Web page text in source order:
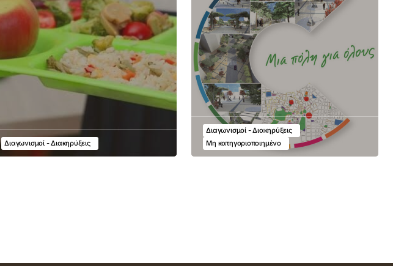
Διαγωνισμοί - Διακηρύξεις
Διαγωνισμοί - Διακηρύξεις
Μη κατηγοριοποιημένο